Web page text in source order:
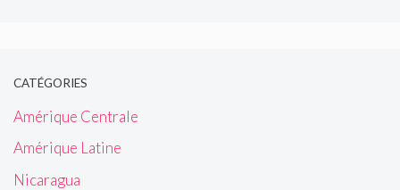
CATÉGORIES
Amérique Centrale
Amérique Latine
Nicaragua